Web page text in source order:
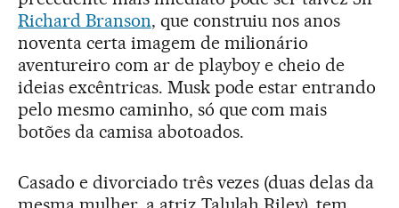
Richard Branson, que construiu nos anos
noventa certa imagem de milionário
aventureiro com ar de playboy e cheio de
ideias excêntricas. Musk pode estar entrando
pelo mesmo caminho, só que com mais
botões da camisa abotoados.
Casado e divorciado três vezes (duas delas da